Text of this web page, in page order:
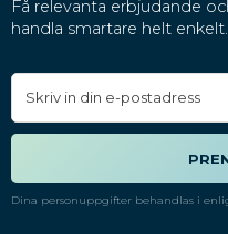
Få relevanta erbjudande
handla smartare helt enkelt.
Dina personuppgifter behandlas i